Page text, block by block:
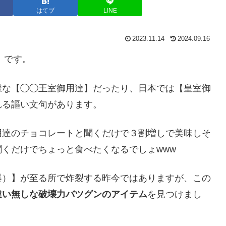
はてブ LINE
2023.11.14 2024.09.16
です。
【◯◯王室御用達】だったり、日本では【皇室御
謳い文句があります。
のチョコレートと聞くだけで３割増しで美味しそ
だけでちょっと食べたくなるでしょwww
】が至る所で炸裂する昨今ではありますが、この
無しな破壊力バツグンのアイテムを見つけまし